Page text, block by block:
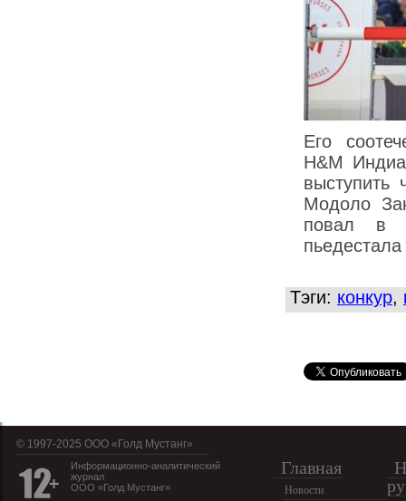
Его
H&M
выступить
Модоло
повал в
пьедестала
Тэги: конкур,
© 1997-2025 OOO «Голд Мустанг»
Информационно-аналитический
журнал
ООО «Голд Мустанг»
Главная
Новости